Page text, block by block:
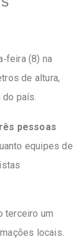
(8) na
de altura,
país.
pessoas
equipes de
terceiro um
locais.